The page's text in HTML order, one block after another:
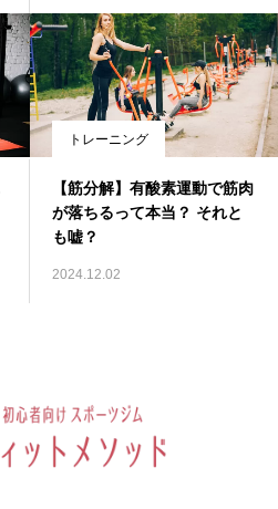
トレーニング
【筋分解】有酸素運動で筋肉
が落ちるって本当？ それと
も嘘？
2024.12.02